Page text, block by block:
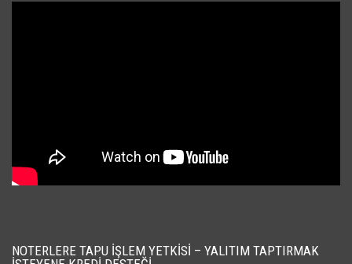
NOTERLERE TAPU İŞLEM YETKISI – YALITIM TAPTIRMAK